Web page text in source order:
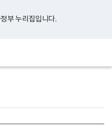
부 누리집입니다.
검